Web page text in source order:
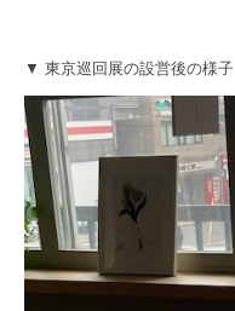
▼ 東京巡回展の設営後の様子